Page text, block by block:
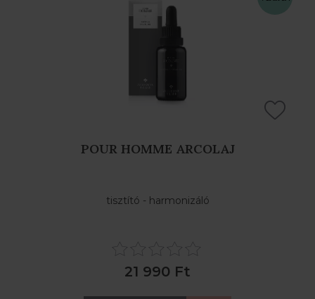
POUR HOMME ARCOLAJ
tisztító - harmonizáló
21 990 Ft